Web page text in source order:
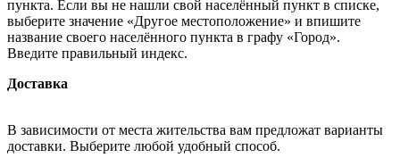
пункта. Если вы не нашли свой населённый пункт в списке,
выберите значение «Другое местоположение» и впишите
название своего населённого пункта в графу «Город».
Введите правильный индекс.
Доставка
В зависимости от места жительства вам предложат варианты
доставки. Выберите любой удобный способ.